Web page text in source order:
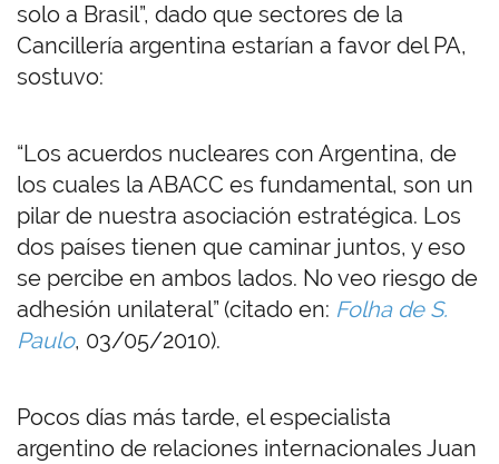
solo a Brasil”, dado que sectores de la
Cancillería argentina estarían a favor del PA,
sostuvo:
“Los acuerdos nucleares con Argentina, de
los cuales la ABACC es fundamental, son un
pilar de nuestra asociación estratégica. Los
dos países tienen que caminar juntos, y eso
se percibe en ambos lados. No veo riesgo de
adhesión unilateral” (citado en: Folha de S.
Paulo, 03/05/2010).
Pocos días más tarde, el especialista
argentino de relaciones internacionales Juan